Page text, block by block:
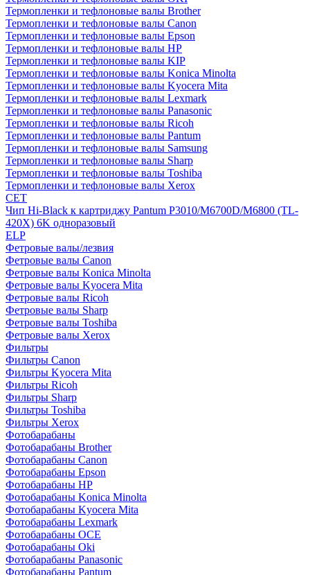
Термопленки и тефлоновые валы Brother
Термопленки и тефлоновые валы Canon
Термопленки и тефлоновые валы Epson
Термопленки и тефлоновые валы HP
Термопленки и тефлоновые валы KIP
Термопленки и тефлоновые валы Konica Minolta
Термопленки и тефлоновые валы Kyocera Mita
Термопленки и тефлоновые валы Lexmark
Термопленки и тефлоновые валы Panasonic
Термопленки и тефлоновые валы Ricoh
Термопленки и тефлоновые валы Pantum
Термопленки и тефлоновые валы Samsung
Термопленки и тефлоновые валы Sharp
Термопленки и тефлоновые валы Toshiba
Термопленки и тефлоновые валы Xerox
CET
Чип Hi-Black к картриджу Pantum P3010/M6700D/M6800 (TL-
420X) 6K одноразовый
ELP
Фетровые валы/лезвия
Фетровые валы Canon
Фетровые валы Konica Minolta
Фетровые валы Kyocera Mita
Фетровые валы Ricoh
Фетровые валы Sharp
Фетровые валы Toshiba
Фетровые валы Xerox
Фильтры
Фильтры Canon
Фильтры Kyocera Mita
Фильтры Ricoh
Фильтры Sharp
Фильтры Toshiba
Фильтры Xerox
Фотобарабаны
Фотобарабаны Brother
Фотобарабаны Canon
Фотобарабаны Epson
Фотобарабаны HP
Фотобарабаны Konica Minolta
Фотобарабаны Kyocera Mita
Фотобарабаны Lexmark
Фотобарабаны OCE
Фотобарабаны Oki
Фотобарабаны Panasonic
Фотобарабаны Pantum